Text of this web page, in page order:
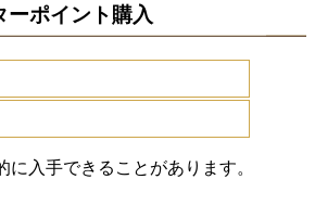
ーポイント購入
入手できることがあります。